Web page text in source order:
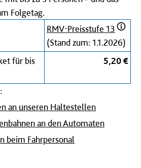
Folgetag.
RMV-Preisstufe 13
(Stand zum: 1.1.2026)
für bis
5,20 €
an unseren Haltestellen
an den Automaten
beim Fahrpersonal